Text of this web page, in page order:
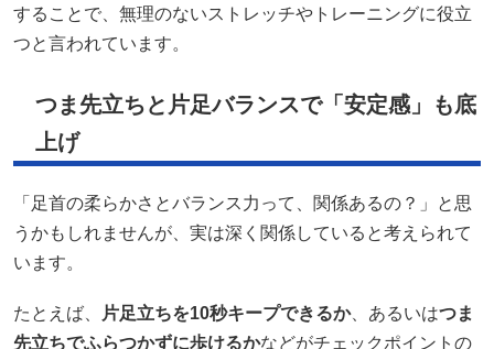
することで、無理のないストレッチやトレーニングに役立
つと言われています。
つま先立ちと片足バランスで「安定感」も底
上げ
「足首の柔らかさとバランス力って、関係あるの？」と思
うかもしれませんが、実は深く関係していると考えられて
います。
たとえば、 片足立ちを10秒キープできるか、あるいはつま
先立ちでふらつかずに歩けるかなどがチェックポイントの